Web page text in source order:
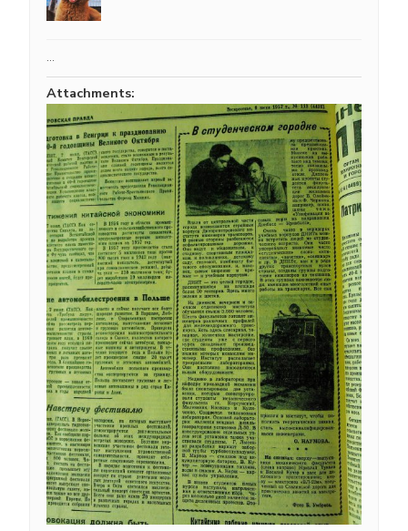
…
Attachments: